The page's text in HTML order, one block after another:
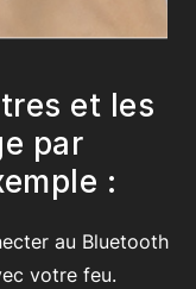
et les
par
:
au Bluetooth
votre feu.